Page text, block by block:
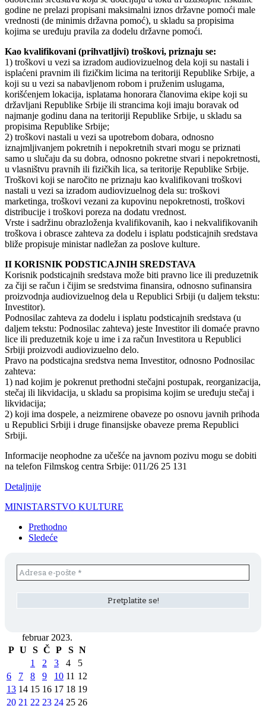
godine ne prelazi propisani maksimalni iznos državne pomoći male
vrednosti (de minimis državna pomoć), u skladu sa propisima
kojima se uređuju pravila za dodelu državne pomoći.
Kao kvalifikovani (prihvatljivi) troškovi, priznaju se:
1) troškovi u vezi sa izradom audiovizuelnog dela koji su nastali i
isplaćeni pravnim ili fizičkim licima na teritoriji Republike Srbije, a
koji su u vezi sa nabavljenom robom i pruženim uslugama,
korišćenjem lokacija, isplatama honorara članovima ekipe koji su
državljani Republike Srbije ili strancima koji imaju boravak od
najmanje godinu dana na teritoriji Republike Srbije, u skladu sa
propisima Republike Srbije;
2) troškovi nastali u vezi sa upotrebom dobara, odnosno
iznajmljivanjem pokretnih i nepokretnih stvari mogu se priznati
samo u slučaju da su dobra, odnosno pokretne stvari i nepokretnosti,
u vlasništvu pravnih ili fizičkih lica, sa teritorije Republike Srbije.
Troškovi koji se naročito ne priznaju kao kvalifikovani troškovi
nastali u vezi sa izradom audiovizuelnog dela su: troškovi
marketinga, troškovi vezani za kupovinu nepokretnosti, troškovi
distribucije i troškovi poreza na dodatu vrednost.
Vrste i sadržinu obrazloženja kvalifikovanih, kao i nekvalifikovanih
troškova i obrasce zahteva za dodelu i isplatu podsticajnih sredstava
bliže propisuje ministar nadležan za poslove kulture.
II KORISNIK PODSTICAJNIH SREDSTAVA
Korisnik podsticajnih sredstava može biti pravno lice ili preduzetnik
za čiji se račun i čijim se sredstvima finansira, odnosno sufinansira
proizvodnja audiovizuelnog dela u Republici Srbiji (u daljem tekstu:
Investitor).
Podnosilac zahteva za dodelu i isplatu podsticajnih sredstava (u
daljem tekstu: Podnosilac zahteva) jeste Investitor ili domaće pravno
lice ili preduzetnik koje u ime i za račun Investitora u Republici
Srbiji proizvodi audiovizuelno delo.
Pravo na podsticajna sredstva nema Investitor, odnosno Podnosilac
zahteva:
1) nad kojim je pokrenut prethodni stečajni postupak, reorganizacija,
stečaj ili likvidacija, u skladu sa propisima kojim se uređuju stečaj i
likvidacija;
2) koji ima dospele, a neizmirene obaveze po osnovu javnih prihoda
u Republici Srbiji i druge finansijske obaveze prema Republici
Srbiji.
Informacije neophodne za učešće na javnom pozivu mogu se dobiti
na telefon Filmskog centra Srbije: 011/26 25 131
Detaljnije
MINISTARSTVO KULTURE
Prethodno
Sledeće
februar 2023.
P U S Č P S N
1
2 3 4
5
6
7 8 9 10 11 12
13 14 15 16 17 18 19
20 21 22 23 24 25 26